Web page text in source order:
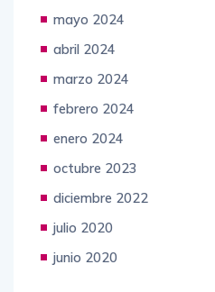
mayo 2024
abril 2024
marzo 2024
febrero 2024
enero 2024
octubre 2023
diciembre 2022
julio 2020
junio 2020